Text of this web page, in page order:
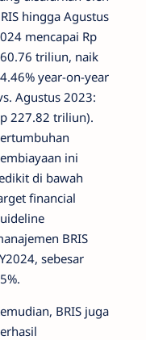
hingga Agustus
mencapai Rp
triliun, naik
year-on-year
Agustus 2023:
227.82 triliun).
ini
di bawah
financial
BRIS
sebesar
BRIS juga